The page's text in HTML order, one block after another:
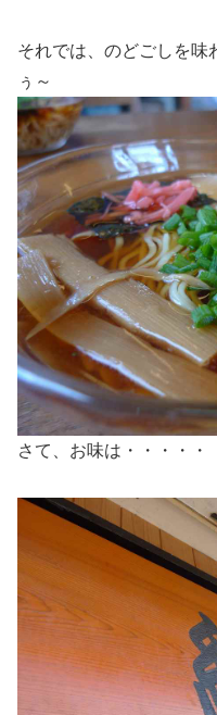
それでは、のどごしを味
ぅ～
さて、お味は・・・・・